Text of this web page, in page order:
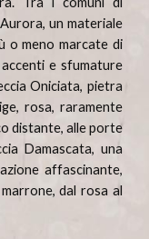
un materiale
o meno marcate di
e sfumature
Oniciata, pietra
rosa, raramente
distante, alle porte
Damascata, una
affascinante,
dal rosa al